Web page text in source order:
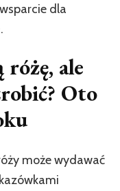
dla
ale
Oto
może wydawać